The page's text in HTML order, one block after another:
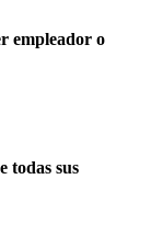
empleador o
todas sus